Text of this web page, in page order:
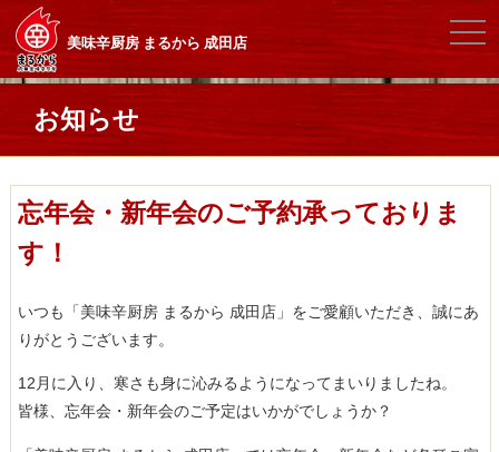
美味辛厨房 まるから 成田店
お知らせ
忘年会・新年会のご予約承っておりま
す！
いつも「美味辛厨房 まるから 成田店」をご愛顧いただき、誠にあ
りがとうございます。
12月に入り、寒さも身に沁みるようになってまいりましたね。
皆様、忘年会・新年会のご予定はいかがでしょうか？